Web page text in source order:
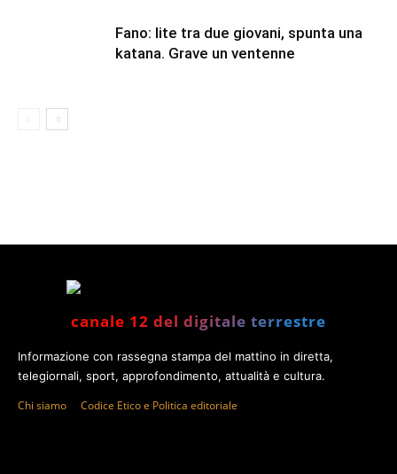
Fano: lite tra due giovani, spunta una
katana. Grave un ventenne
canale 12 del digitale terrestre
Informazione con rassegna stampa del mattino in diretta,
telegiornali, sport, approfondimento, attualità e cultura.
Chi siamo Codice Etico e Politica editoriale